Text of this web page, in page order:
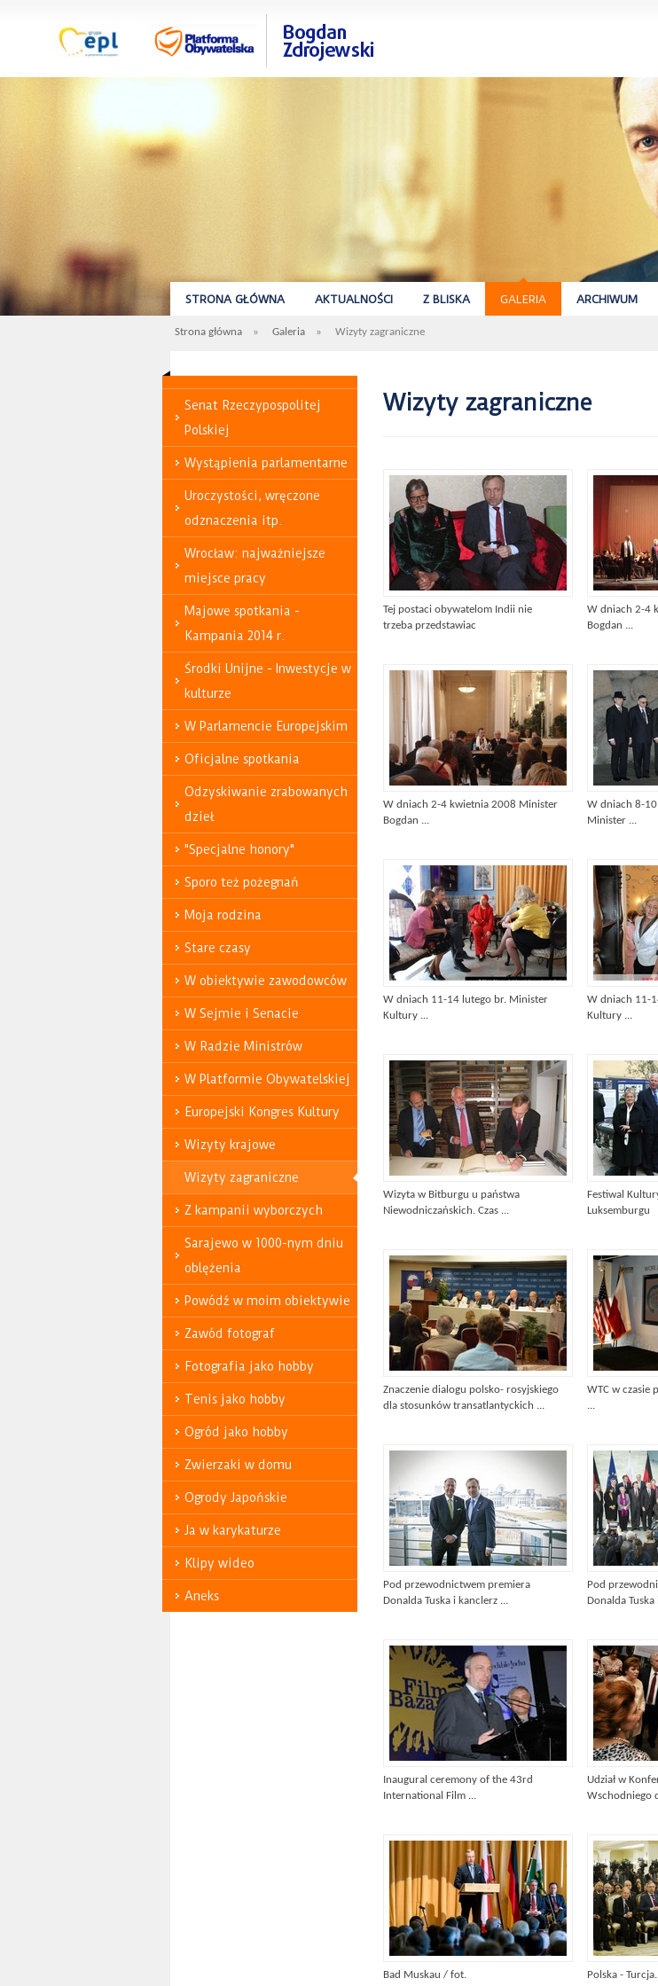
STRONA GŁÓWNA AKTUALNOŚCI Z BLISKA GALERIA ARCHIWUM
Strona główna » Galeria » Wizyty zagraniczne
Senat Rzeczypospolitej
Polskiej
Wystąpienia parlamentarne
Uroczystości, wręczone
odznaczenia itp.
Wrocław: najważniejsze
miejsce pracy
Majowe spotkania -
Kampania 2014 r.
Środki Unijne - Inwestycje w
kulturze
W Parlamencie Europejskim
Oficjalne spotkania
Odzyskiwanie zrabowanych
dzieł
"Specjalne honory"
Sporo też pożegnań
Moja rodzina
Stare czasy
W obiektywie zawodowców
W Sejmie i Senacie
W Radzie Ministrów
W Platformie Obywatelskiej
Europejski Kongres Kultury
Wizyty krajowe
Wizyty zagraniczne
Z kampanii wyborczych
Sarajewo w 1000-nym dniu
oblężenia
Powódź w moim obiektywie
Zawód fotograf
Fotografia jako hobby
Tenis jako hobby
Ogród jako hobby
Zwierzaki w domu
Ogrody Japońskie
Ja w karykaturze
Klipy wideo
Aneks
Wizyty zagraniczne
Tej postaci obywatelom Indii nie
trzeba przedstawiac
W dniach 2-4
Bogdan ...
W dniach 2-4 kwietnia 2008 Minister
Bogdan ...
W dniach 8-
Minister ...
W dniach 11-14 lutego br. Minister
Kultury ...
W dniach 11-
Kultury ...
Wizyta w Bitburgu u państwa
Niewodniczańskich. Czas ...
Festiwal
Luksemburgu
Znaczenie dialogu polsko- rosyjskiego
dla stosunków transatlantyckich ...
WTC w czasie
...
Pod przewodnictwem premiera
Donalda Tuska i kanclerz ...
Pod
Donalda
Inaugural ceremony of the 43rd
International Film ...
Udział w
Wschodniego
Bad Muskau / fot.
Polska -